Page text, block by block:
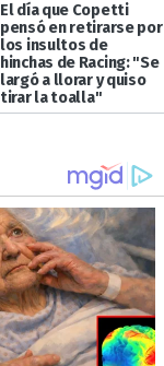
El día que Copetti
pensó en retirarse por
los insultos de
hinchas de Racing: "Se
largó a llorar y quiso
tirar la toalla"